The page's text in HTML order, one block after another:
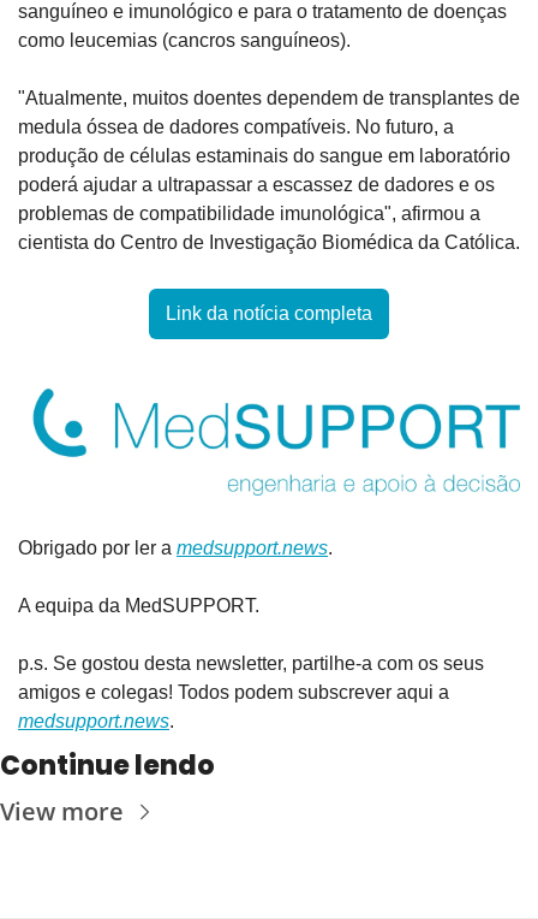
sanguíneo e imunológico e para o tratamento de doenças
como leucemias (cancros sanguíneos).
"Atualmente, muitos doentes dependem de transplantes de
medula óssea de dadores compatíveis. No futuro, a
produção de células estaminais do sangue em laboratório
poderá ajudar a ultrapassar a escassez de dadores e os
problemas de compatibilidade imunológica", afirmou a
cientista do Centro de Investigação Biomédica da Católica.
Link da notícia completa
Obrigado por ler a medsupport.news.
A equipa da MedSUPPORT.
p.s. Se gostou desta newsletter, partilhe-a com os seus
medsupport.news.
Continue lendo
View more